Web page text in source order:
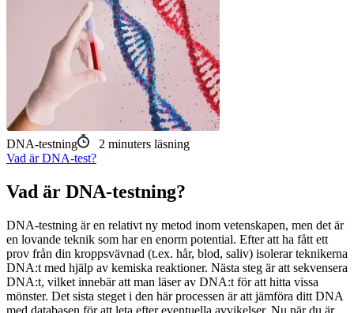
DNA-testning 2 minuters läsning
Vad är DNA-test?
Vad är DNA-testning?
DNA-testning är en relativt ny metod inom vetenskapen, men det är
en lovande teknik som har en enorm potential. Efter att ha fått ett
prov från din kroppsvävnad (t.ex. hår, blod, saliv) isolerar teknikerna
DNA:t med hjälp av kemiska reaktioner. Nästa steg är att sekvensera
DNA:t, vilket innebär att man läser av DNA:t för att hitta vissa
mönster. Det sista steget i den här processen är att jämföra ditt DNA
med databasen för att leta efter eventuella avvikelser. Nu när du är